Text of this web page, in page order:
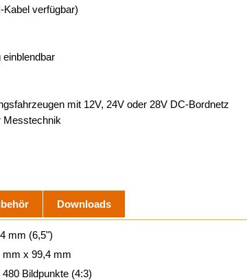
verfügbar)
mit 12V, 24V oder 28V DC-Bordnetz
Messtechnik
Downloads
mm (6,5")
mm x 99,4 mm
480 Bildpunkte (4:3)